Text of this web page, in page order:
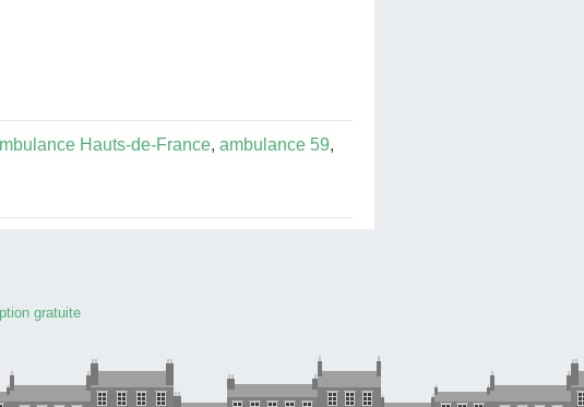
Hauts-de-France, ambulance 59,
gratuite